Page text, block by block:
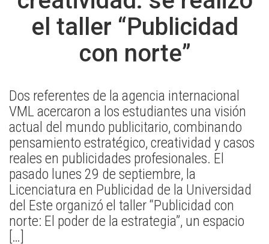
el taller “Publicidad
con norte”
Dos referentes de la agencia internacional
VML acercaron a los estudiantes una visión
actual del mundo publicitario, combinando
pensamiento estratégico, creatividad y casos
reales en publicidades profesionales. El
pasado lunes 29 de septiembre, la
Licenciatura en Publicidad de la Universidad
del Este organizó el taller “Publicidad con
norte: El poder de la estrategia”, un espacio
[…]